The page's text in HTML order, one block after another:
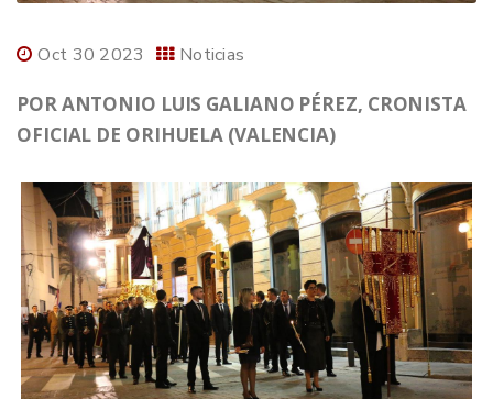
Oct 30 2023 Noticias
POR ANTONIO LUIS GALIANO PÉREZ, CRONISTA
OFICIAL DE ORIHUELA (VALENCIA)